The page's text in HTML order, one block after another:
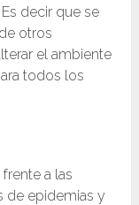
decir que se
otros
el ambiente
todos los
a las
de epidemias y